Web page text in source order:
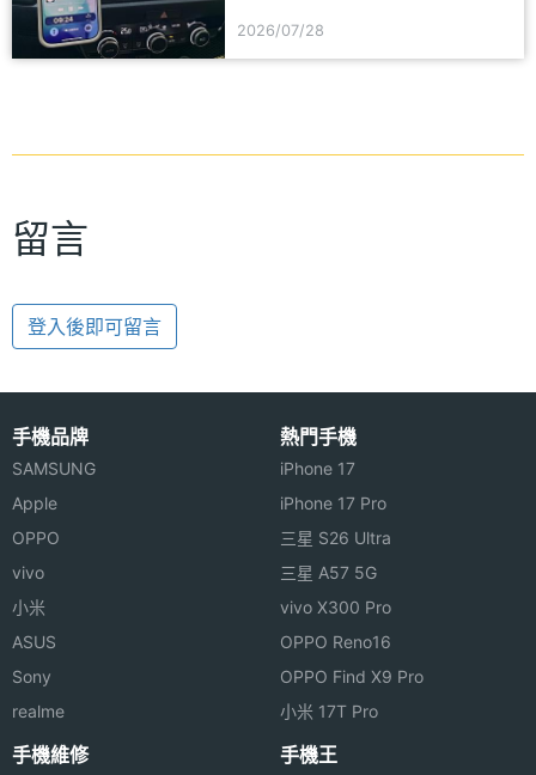
2026/07/28
留言
登入後即可留言
手機品牌
SAMSUNG
Apple
OPPO
vivo
小米
ASUS
Sony
realme
熱門手機
iPhone 17
iPhone 17 Pro
三星 S26 Ultra
三星 A57 5G
vivo X300 Pro
OPPO Reno16
OPPO Find X9 Pro
小米 17T Pro
手機維修 手機王